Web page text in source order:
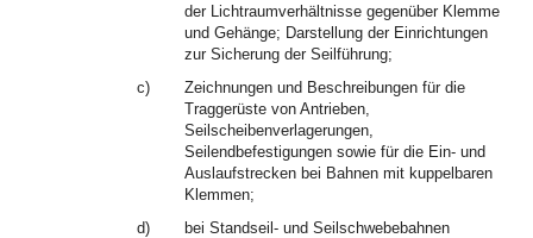
der Lichtraumverhältnisse gegenüber Klemme
und Gehänge; Darstellung der Einrichtungen
zur Sicherung der Seilführung;
c)
Zeichnungen und Beschreibungen für die
Traggerüste von Antrieben,
Seilscheibenverlagerungen,
Seilendbefestigungen sowie für die Ein- und
Auslaufstrecken bei Bahnen mit kuppelbaren
Klemmen;
d)
bei Standseil- und Seilschwebebahnen